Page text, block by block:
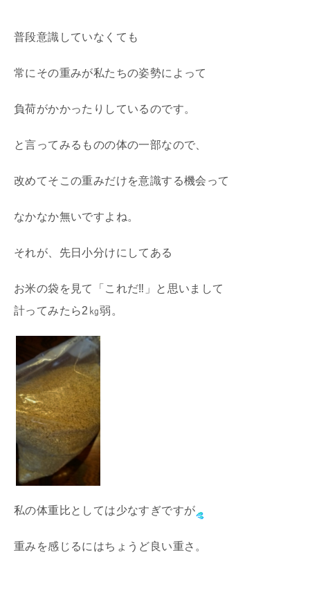
普段意識していなくても
常にその重みが私たちの姿勢によって
負荷がかかったりしているのです。
と言ってみるものの体の一部なので、
改めてそこの重みだけを意識する機会って
なかなか無いですよね。
それが、先日小分けにしてある
お米の袋を見て「これだ‼」と思いまして
計ってみたら2㎏弱。
私の体重比としては少なすぎですが
重みを感じるにはちょうど良い重さ。